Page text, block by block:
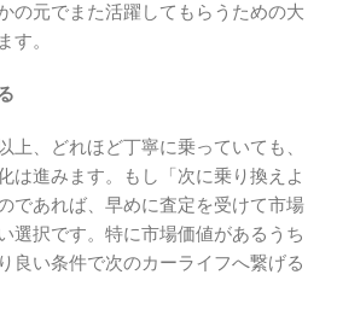
の元でまた活躍してもらうための大
す。
上、どれほど丁寧に乗っていても、
は進みます。もし「次に乗り換えよ
であれば、早めに査定を受けて市場
選択です。特に市場価値があるうち
良い条件で次のカーライフへ繋げる